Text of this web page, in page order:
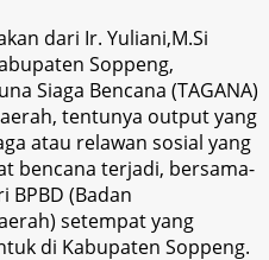
dari Ir. Yuliani,M.Si
Soppeng,
Siaga Bencana (TAGANA)
tentunya output yang
atau relawan sosial yang
bencana terjadi, bersama-
BPBD (Badan
setempatyang
di Kabupaten Soppeng.